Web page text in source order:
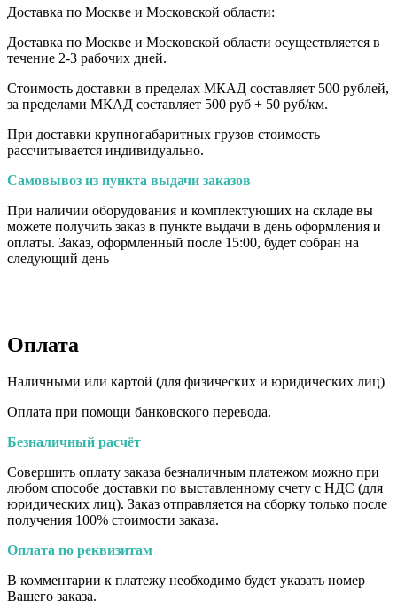
Доставка по Москве и Московской области:
Доставка по Москве и Московской области осуществляется в
течение 2-3 рабочих дней.
Стоимость доставки в пределах МКАД составляет 500 рублей,
за пределами МКАД составляет 500 руб + 50 руб/км.
При доставки крупногабаритных грузов стоимость
рассчитывается индивидуально.
Самовывоз из пункта выдачи заказов
При наличии оборудования и комплектующих на складе вы
можете получить заказ в пункте выдачи в день оформления и
оплаты. Заказ, оформленный после 15:00, будет собран на
следующий день
Оплата
Наличными или картой (для физических и юридических лиц)
Оплата при помощи банковского перевода.
Безналичный расчёт
Совершить оплату заказа безналичным платежом можно при
любом способе доставки по выставленному счету с НДС (для
юридических лиц). Заказ отправляется на сборку только после
получения 100% стоимости заказа.
Оплата по реквизитам
В комментарии к платежу необходимо будет указать номер
Вашего заказа.